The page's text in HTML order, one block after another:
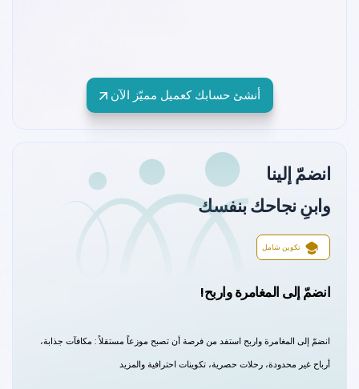
أنشئ حسابك كعميل مميّز الآن
انضمّ إلينا
وابنِ نجاحك بنفسك
تكوين شامل
انضمّ إلى المغامرة واربح!
انضمّ إلى المغامرة واربح استفد من فرصة أن تصبح موزعاً مستقلاً : مكافآت جذابة،
أرباح غير محدودة، رحلات حصرية، تكوينات احترافية والمزيد